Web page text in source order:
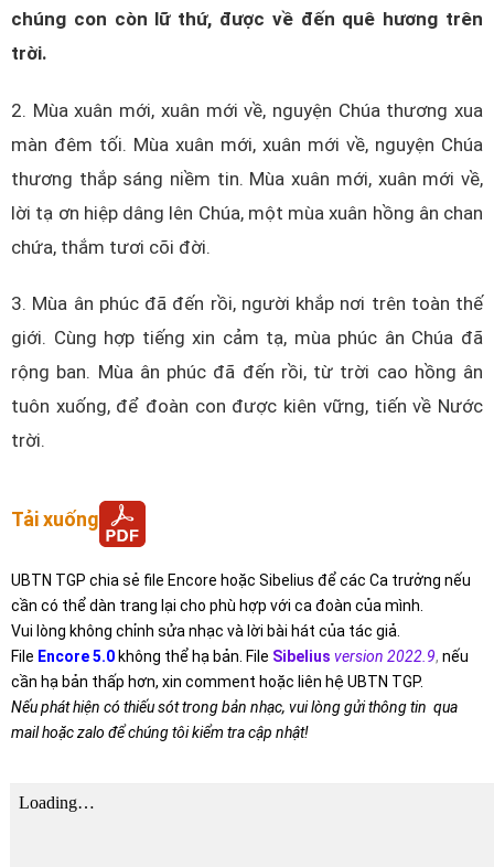
chúng con còn lữ thứ, được về đến quê hương trên
trời.
2. Mùa xuân mới, xuân mới về, nguyện Chúa thương xua
màn đêm tối. Mùa xuân mới, xuân mới về, nguyện Chúa
thương thắp sáng niềm tin. Mùa xuân mới, xuân mới về,
lời tạ ơn hiệp dâng lên Chúa, một mùa xuân hồng ân chan
chứa, thắm tươi cõi đời.
3. Mùa ân phúc đã đến rồi, người khắp nơi trên toàn thế
giới. Cùng hợp tiếng xin cảm tạ, mùa phúc ân Chúa đã
rộng ban. Mùa ân phúc đã đến rồi, từ trời cao hồng ân
tuôn xuống, để đoàn con được kiên vững, tiến về Nước
trời.
Tải xuống
UBTN TGP chia sẻ file Encore hoặc Sibelius để các Ca trưởng nếu
cần có thể dàn trang lại cho phù hợp với ca đoàn của mình.
Vui lòng không chỉnh sửa nhạc và lời bài hát của tác giả.
File Encore 5.0không thể hạ bản. File Sibelius version 2022.9, nếu
cần hạ bản thấp hơn, xin comment hoặc liên hệ UBTN TGP.
Nếu phát hiện có thiếu sót trong bản nhạc, vui lòng gửi thông tin qua
mail hoặc zalo để chúng tôi kiểm tra cập nhật!